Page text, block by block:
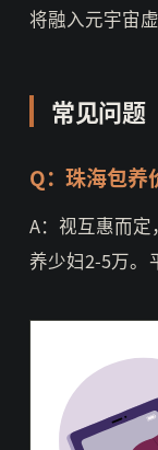
将融入元宇宙
常见问题
Q：珠海包养
A：视互惠而
养少妇2-5万。